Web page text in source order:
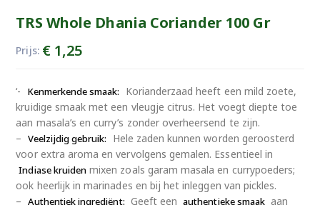
TRS Whole Dhania Coriander 100 Gr
Prijs: €1,25
‘- Kenmerkende smaak:
Korianderzaad heeft een mild zoete,
kruidige smaak met een vleugje citrus. Het voegt diepte toe
aan masala’s en curry’s zonder overheersend te zijn.
– Veelzijdig gebruik:
Hele zaden kunnen worden geroosterd
voor extra aroma en vervolgens gemalen. Essentieel in
Indiase kruiden mixen zoals garam masala en currypoeders;
ook heerlijk in marinades en bij het inleggen van pickles.
– Authentiek ingrediënt: Geeft een authentieke smaak aan